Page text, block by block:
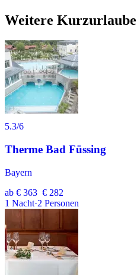
Weitere Kurzurlaube
5.3/6
Therme Bad Füssing
Bayern
ab € 363 € 282
1 Nacht·2 Personen